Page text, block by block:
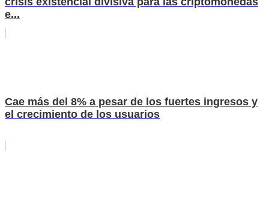
e...
Cae más del 8% a pesar de los fuertes ingresos y
el crecimiento de los usuarios